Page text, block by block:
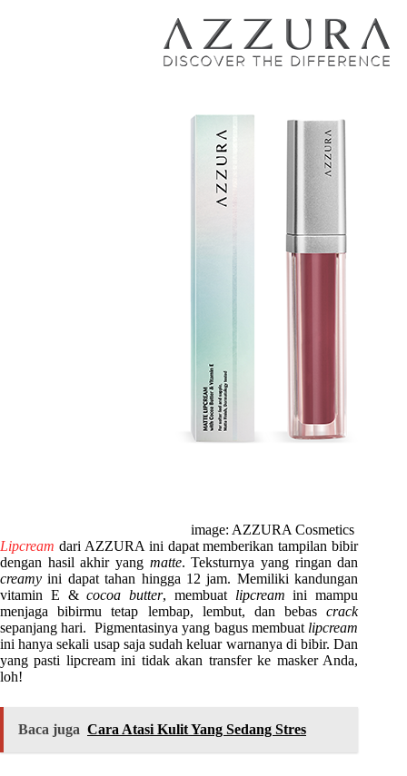
image: AZZURA Cosmetics
Lipcream dari AZZURA ini dapat memberikan tampilan bibir
dengan hasil akhir yang matte. Teksturnya yang ringan dan
creamy ini dapat tahan hingga 12 jam. Memiliki kandungan
vitamin E &cocoa butter, membuat lipcream ini mampu
menjaga bibirmu tetap lembap, lembut, dan bebascrack
sepanjang hari. Pigmentasinya yang bagus membuat lipcream
ini hanya sekali usap saja sudah keluar warnanya di bibir. Dan
yang pasti lipcream ini tidak akan transfer ke masker Anda,
loh!
Baca juga Cara Atasi Kulit Yang Sedang Stres